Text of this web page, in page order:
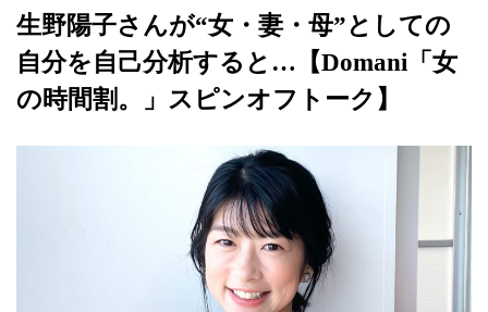
生野陽子さんが“女・妻・母”としての
自分を自己分析すると…【Domani「女
の時間割。」スピンオフトーク】